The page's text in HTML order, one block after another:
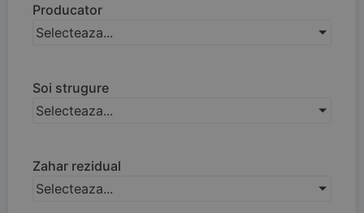
Producator
Selecteaza...
Soi strugure
Selecteaza...
Zahar rezidual
Selecteaza...